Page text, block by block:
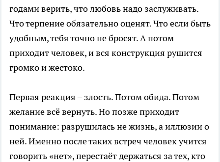
годами верить, что любовь надо заслуживать.
Что терпение обязательно оценят. Что если быть
удобным, тебя точно не бросят. А потом
приходит человек, и вся конструкция рушится
громко и жестоко.
Первая реакция – злость. Потом обида. Потом
желание всё вернуть. Но позже приходит
понимание: разрушилась не жизнь, а иллюзии о
ней. Именно после таких встреч человек учится
говорить «нет», перестаёт держаться за тех, кто